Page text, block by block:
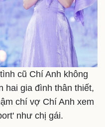
Tình yêu - Gia đình
cũ Chí Anh không
hai gia đình thân thiết,
chí vợ Chí Anh xem
như chị gái.